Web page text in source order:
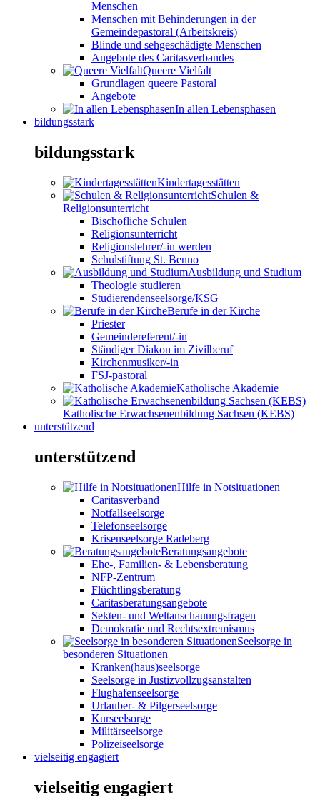
Menschen
Menschen mit Behinderungen in der
Gemeindepastoral (Arbeitskreis)
Blinde und sehgeschädigte Menschen
Angebote des Caritasverbandes
Queere Vielfalt
Grundlagen queere Pastoral
Angebote
In allen Lebensphasen
bildungsstark
bildungsstark
Kindertagesstätten
Schulen &
Religionsunterricht
Bischöfliche Schulen
Religionsunterricht
Religionslehrer/-in werden
Schulstiftung St. Benno
Ausbildung und Studium
Theologie studieren
Studierendenseelsorge/KSG
Berufe in der Kirche
Priester
Gemeindereferent/-in
Ständiger Diakon im Zivilberuf
Kirchenmusiker/-in
FSJ-pastoral
Katholische Akademie
Katholische Erwachsenenbildung Sachsen (KEBS)
unterstützend
unterstützend
Hilfe in Notsituationen
Caritasverband
Notfallseelsorge
Telefonseelsorge
Krisenseelsorge Radeberg
Beratungsangebote
Ehe-, Familien- & Lebensberatung
NFP-Zentrum
Flüchtlingsberatung
Caritasberatungsangebote
Sekten- und Weltanschauungsfragen
Demokratie und Rechtsextremismus
Seelsorge in
besonderen Situationen
Kranken(haus)seelsorge
Seelsorge in Justizvollzugsanstalten
Flughafenseelsorge
Urlauber- & Pilgerseelsorge
Kurseelsorge
Militärseelsorge
Polizeiseelsorge
vielseitig engagiert
vielseitig engagiert